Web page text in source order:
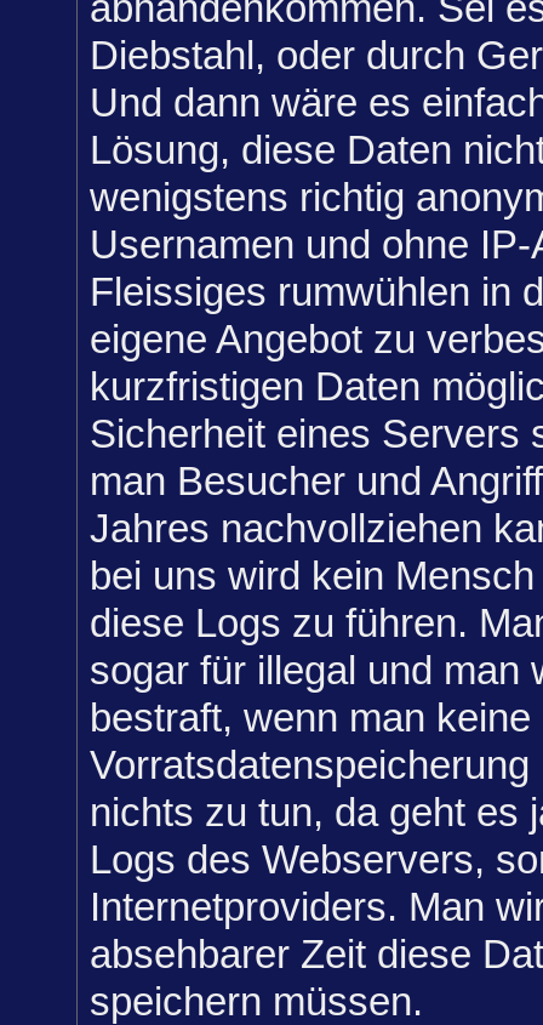
Diebstahl, oder durch
Und dann wäre es
Lösung, diese Daten
wenigstens richtig
Usernamen und ohne
Fleissiges rumwühlen in
eigene Angebot zu
kurzfristigen Daten
Sicherheit eines Servers
man Besucher und
Jahres nachvollziehen
bei uns wird kein
diese Logs zu führen.
sogar für illegal und man
bestraft, wenn man
nichts zu tun, da geht es
Logs des Webservers,
Internetproviders. Man
absehbarer Zeit diese
speichern müssen.